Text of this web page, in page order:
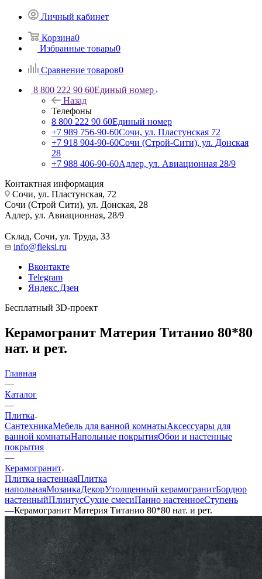
Личный кабинет
Корзина0
Избранные товары0
Сравнение товаров0
8 800 222 90 60Единый номер
Назад
Телефоны
8 800 222 90 60Единый номер
+7 989 756-90-60Сочи, ул. Пластунская 72
+7 918 904-90-60Сочи (Строй-Сити), ул. Донская
28
+7 988 406-90-60Адлер, ул. Авиационная 28/9
Контактная информация
Сочи, ул. Пластунская, 72
Сочи (Строй Сити), ул. Донская, 28
Адлер, ул. Авиационная, 28/9
Склад, Сочи, ул. Труда, 33
info@fleksi.ru
Вконтакте
Telegram
Яндекс.Дзен
Бесплатный 3D-проект
Керамогранит Материя Титанио 80*80
нат. и рет.
Главная
—
Каталог
—
Плитка
СантехникаМебель для ванной комнатыАксессуары для
ванной комнатыНапольные покрытияОбои и настенные
покрытия
—
Керамогранит
Плитка настеннаяПлитка
напольнаяМозаикаДекорУтолщенный керамогранитБордюр
настенныйПлинтусСухие смесиПанно настенноеСтупень
—Керамогранит Материя Титанио 80*80 нат. и рет.